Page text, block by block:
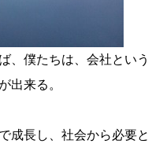
、僕たちは、会社という
出来る。
成長し、社会から必要と